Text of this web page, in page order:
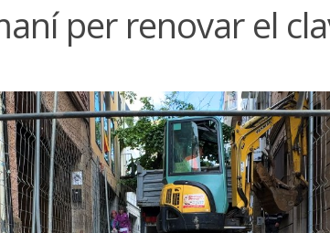
per renovar el